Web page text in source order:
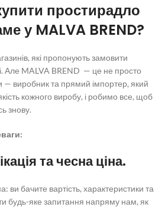
простирадло
у MALVA BREND?
які пропонуютьзамовити
Але MALVA BREND — це не просто
виробник та прямий імпортер, який
кожного виробу, і робимо все, щоб
знову.
та чесна ціна.
ви бачите вартість, характеристики та
будь-яке запитання напряму нам, як